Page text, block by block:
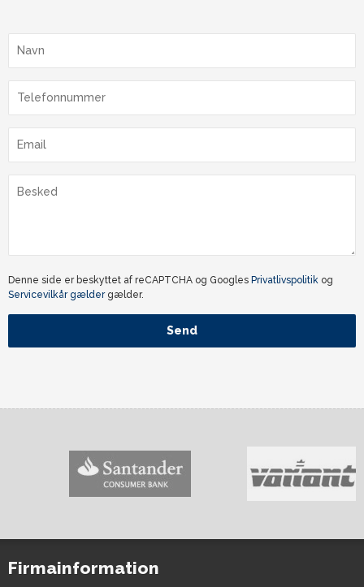
Denne side er beskyttet af reCAPTCHA og Googles Privatlivspolitik og
Servicevilkår gældergælder.
Send
Firmainformation